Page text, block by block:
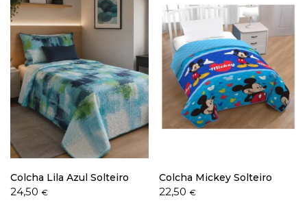
Colcha Lila Azul Solteiro
24,50 €
Colcha Mickey Solteiro
22,50 €